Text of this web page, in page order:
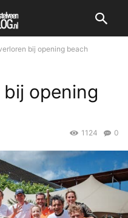
bij opening beach
bij opening
0
1124